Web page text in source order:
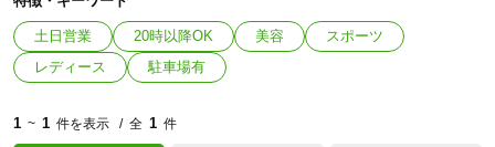
土日営業 20時以降OK 美容
スポーツ
レディース
駐車場有
1 ~ 1 件を表示 全 1 件